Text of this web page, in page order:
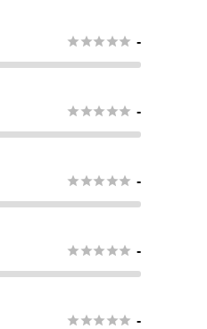
 -
 -
 -
 -
 -